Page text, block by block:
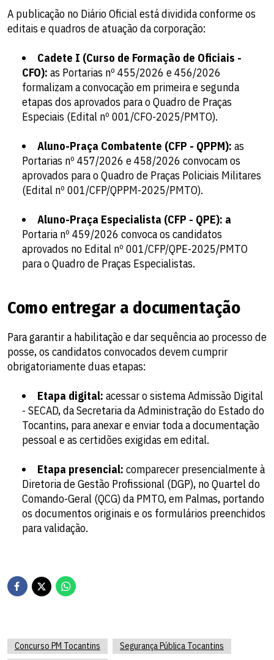
A publicação no Diário Oficial está dividida conforme os
editais e quadros de atuação da corporação:
Cadete I (Curso de Formação de Oficiais -
CFO): as Portarias nº 455/2026 e 456/2026
formalizam a convocação em primeira e segunda
etapas dos aprovados para o Quadro de Praças
Especiais (Edital nº 001/CFO-2025/PMTO).
Aluno-Praça Combatente (CFP - QPPM): as
Portarias nº 457/2026 e 458/2026 convocam os
aprovados para o Quadro de Praças Policiais Militares
(Edital nº 001/CFP/QPPM-2025/PMTO).
Aluno-Praça Especialista (CFP - QPE): a
Portaria nº 459/2026 convoca os candidatos
aprovados no Edital nº 001/CFP/QPE-2025/PMTO
para o Quadro de Praças Especialistas.
Como entregar a documentação
Para garantir a habilitação e dar sequência ao processo de
posse, os candidatos convocados devem cumprir
obrigatoriamente duas etapas:
Etapa digital: acessar o sistema Admissão Digital
- SECAD, da Secretaria da Administração do Estado do
Tocantins, para anexar e enviar toda a documentação
pessoal e as certidões exigidas em edital.
Etapa presencial: comparecer presencialmente à
Diretoria de Gestão Profissional (DGP), no Quartel do
Comando-Geral (QCG) da PMTO, em Palmas, portando
os documentos originais e os formulários preenchidos
para validação.
Concurso PM Tocantins
Segurança Pública Tocantins